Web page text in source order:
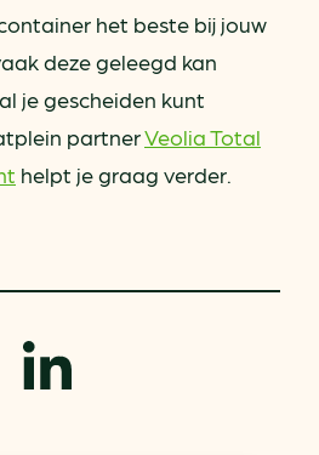
het beste bij jouw
deze geleegd kan
je gescheiden kunt
partnerVeolia Total
helpt je graag verder.